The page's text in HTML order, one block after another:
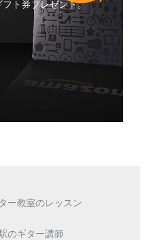
フト券プレゼント。
ー教室のレッスン
のギター講師